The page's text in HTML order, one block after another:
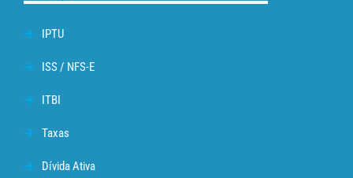
IPTU
ISS / NFS-E
ITBI
Taxas
Dívida Ativa